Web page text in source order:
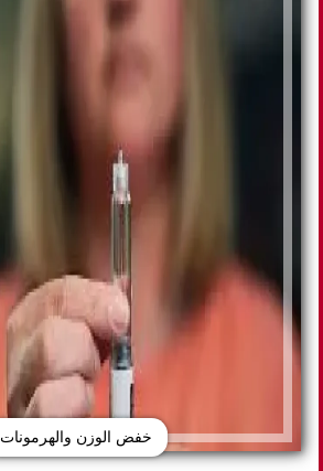
خفض الوزن والهرمونات